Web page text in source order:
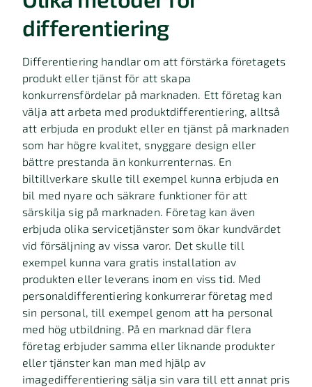
differentiering
Differentiering handlar om att förstärka företagets
produkt eller tjänst för att skapa
konkurrensfördelar på marknaden. Ett företag kan
välja att arbeta med produktdifferentiering, alltså
att erbjuda en produkt eller en tjänst på marknaden
som har högre kvalitet, snyggare design eller
bättre prestanda än konkurrenternas. En
biltillverkare skulle till exempel kunna erbjuda en
bil med nyare och säkrare funktioner för att
särskilja sig på marknaden. Företag kan även
erbjuda olika servicetjänster som ökar kundvärdet
vid försäljning av vissa varor. Det skulle till
exempel kunna vara gratis installation av
produkten eller leverans inom en viss tid. Med
personaldifferentiering konkurrerar företag med
sin personal, till exempel genom att ha personal
med hög utbildning. På en marknad där flera
företag erbjuder samma eller liknande produkter
eller tjänster kan man med hjälp av
imagedifferentiering sälja sin vara till ett annat pris